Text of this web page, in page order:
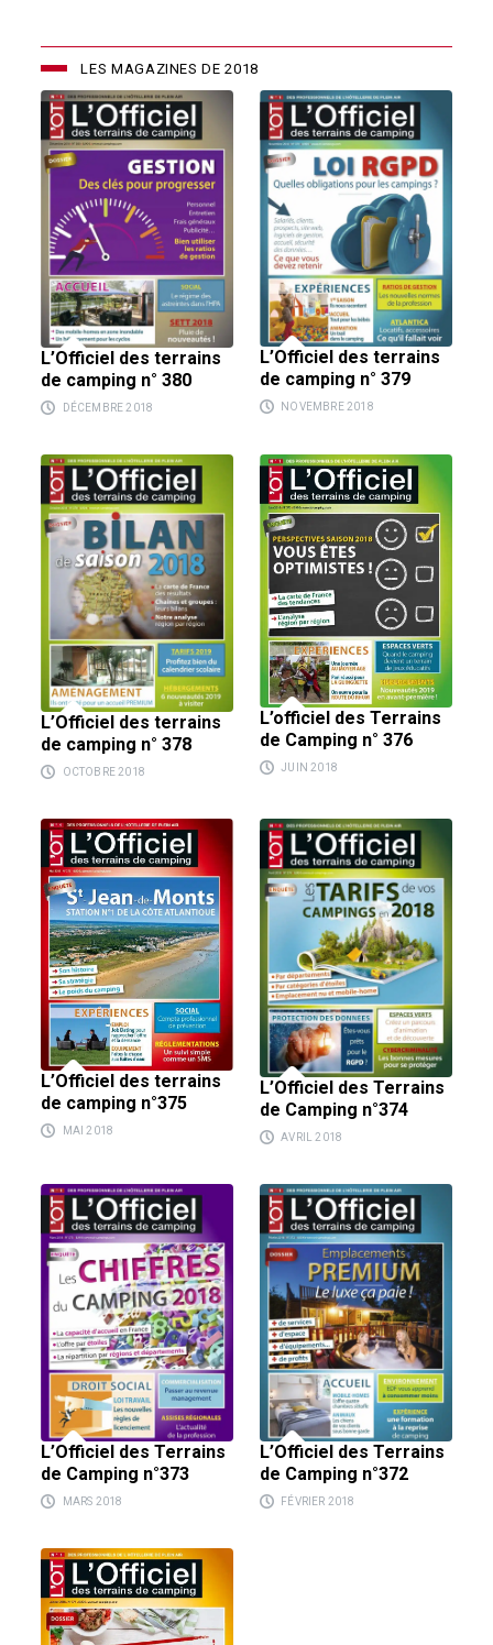
LES MAGAZINES DE 2018
L’Officiel des terrains
de camping n° 380
DÉCEMBRE 2018
L’Officiel des terrains
de camping n° 379
NOVEMBRE 2018
L’Officiel des terrains
de camping n° 378
OCTOBRE 2018
L’officiel des Terrains
de Camping n° 376
JUIN 2018
L’Officiel des terrains
de camping n°375
MAI 2018
L’Officiel des Terrains
de Camping n°374
AVRIL 2018
L’Officiel des Terrains
de Camping n°373
MARS 2018
L’Officiel des Terrains
de Camping n°372
FÉVRIER 2018